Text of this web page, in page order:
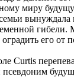
миру
вынуждала
гибели.
оградить его
Curtis